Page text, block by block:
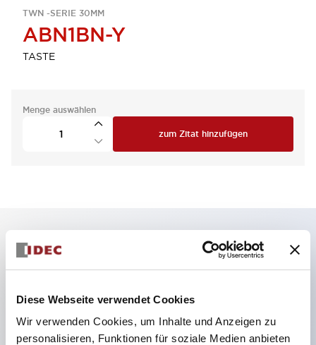
Diese Webseite verwendet Cookies
Wir verwenden Cookies, um Inhalte und Anzeigen zu
personalisieren, Funktionen für soziale Medien anbieten
TWN -SERIE 30MM
ABN1BN-Y
TASTE
Menge auswählen
zum Zitat hinzufügen
Hauptmerkmale
Die Niederspannungsversion (6–24 V Typ) der
Beleuchtungseinheit wird ab Januar 2026
schrittweise auf Produkte aus dem neuen